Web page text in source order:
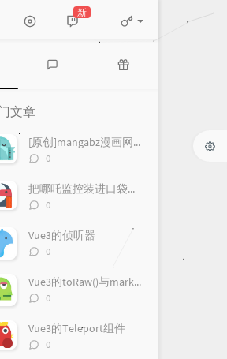
侵企画
新
论
章
文章
[原创]mangabz漫画网爬取
评
数：
0
把哪吒监控装进口袋：一款更适合手机使用的 Android 客户端
评
数：
0
Vue3的侦听器
评
数：
0
Vue3的toRaw()与markRaw()
评
数：
0
Vue3的Teleport组件
评
0